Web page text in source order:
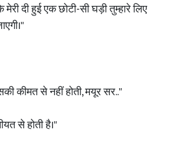
मेरी दी हुई एक छोटी-सी घड़ी तुम्हारे लिए
कीमत से नहीं होती, मयूर सर.."
से होती है।"